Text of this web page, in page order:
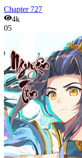
Chapter 727
4k
05